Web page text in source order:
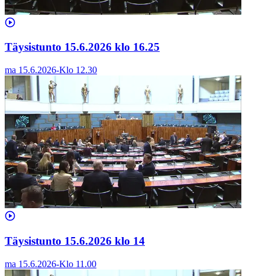
Täysistunto 15.6.2026 klo 16.25
ma 15.6.2026-Klo 12.30
Täysistunto 15.6.2026 klo 14
ma 15.6.2026-Klo 11.00